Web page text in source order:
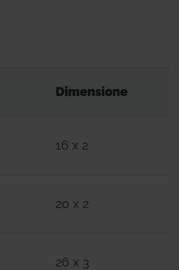
Dimensione
16 x 2
20 x 2
26 x 3